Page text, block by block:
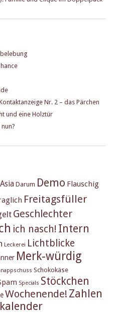
Nr. 2 – das Pärchen
und eine Holztür
Darum Demo Flauschig
Freitagsfüller
Geschlechter
ich nasch! Intern
Leckerei Lichtblicke
Merk-würdig
Schokokäse
Specials Stöckchen
Wochenende! Zahlen